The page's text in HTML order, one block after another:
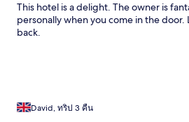
This hotel is a delight. The owner is
personally when you come in the
back.
David, ทริป 3 คืน